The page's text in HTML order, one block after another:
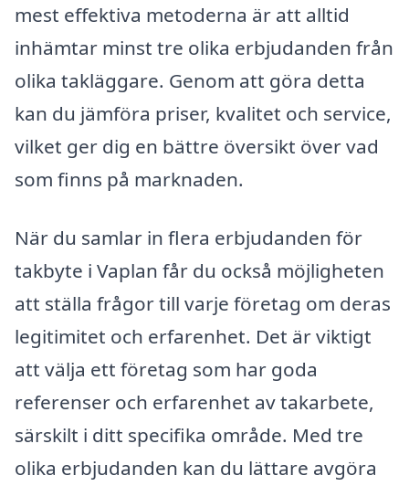
mest effektiva metoderna är att alltid
inhämtar minst tre olika erbjudanden från
olika takläggare. Genom att göra detta
kan du jämföra priser, kvalitet och service,
vilket ger dig en bättre översikt över vad
som finns på marknaden.
När du samlar in flera erbjudanden för
takbyte i Vaplan får du också möjligheten
att ställa frågor till varje företag om deras
legitimitet och erfarenhet. Det är viktigt
att välja ett företag som har goda
referenser och erfarenhet av takarbete,
särskilt i ditt specifika område. Med tre
olika erbjudanden kan du lättare avgöra